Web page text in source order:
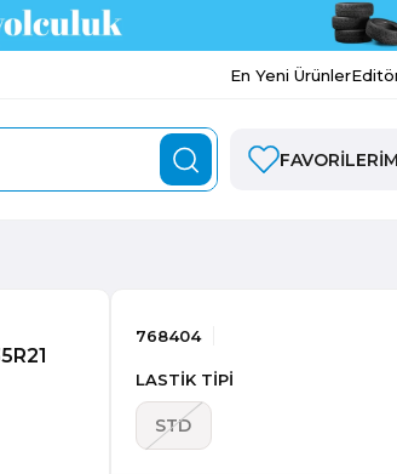
En Yeni Ürünler
FAVORILERIM
768404
LASTİK TİPİ
STD